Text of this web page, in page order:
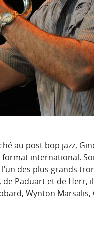
au post bop jazz,
international.
des plus grands
Paduart et de Herr,
Wynton Marsalis,